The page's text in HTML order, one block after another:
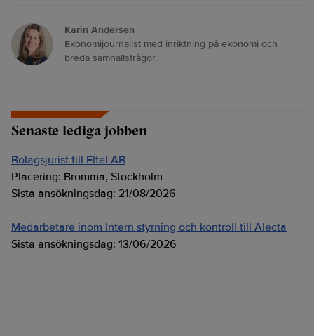
Karin Andersen
Ekonomijournalist med inriktning på ekonomi och
breda samhällsfrågor.
Senaste lediga jobben
Bolagsjurist till Eltel AB
Placering: Bromma, Stockholm
Sista ansökningsdag: 21/08/2026
Medarbetare inom Intern styrning och kontroll till Alecta
Sista ansökningsdag: 13/06/2026